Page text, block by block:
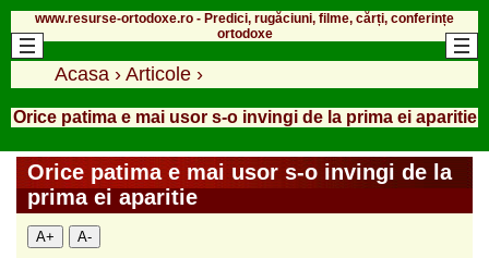
www.resurse-ortodoxe.ro - Predici, rugăciuni, filme, cărți, conferințe
ortodoxe
Acasa › Articole ›
Orice patima e mai usor s-o invingi de la prima ei aparitie
Orice patima e mai usor s-o invingi de la
prima ei aparitie
A+ A-